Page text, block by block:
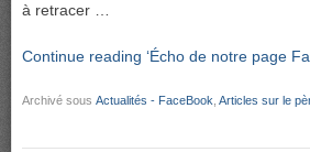
à retracer …
Continue reading ‘Écho de notre page
Archivé sous Actualités - FaceBook Articles sur le